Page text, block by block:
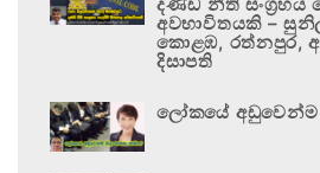
අවභාවිතයකි –
කොළඹ, රත්නපුර,
දිසාපති
ලෝකයේ අඩුවෙන්ම